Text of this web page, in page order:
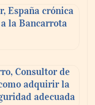
solar del 12 de
España crónica
la Bancarrota
Consultor de
adquirir la
adecuada